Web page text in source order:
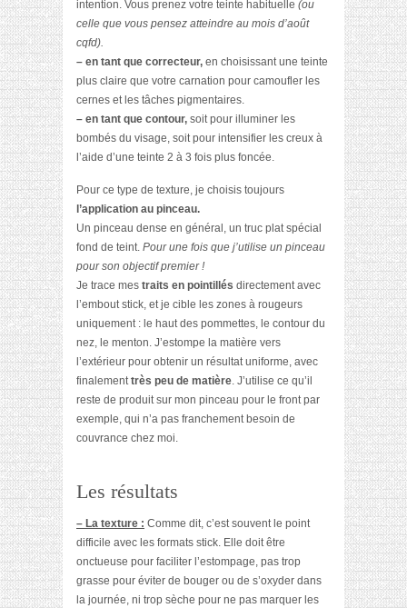
intention. Vous prenez votre teinte habituelle (ou
celle que vous pensez atteindre au mois d’août
cqfd).
– en tant que correcteur, en choisissant une teinte
plus claire que votre carnation pour camoufler les
cernes et les tâches pigmentaires.
– en tant que contour, soit pour illuminer les
bombés du visage, soit pour intensifier les creux à
l’aide d’une teinte 2 à 3 fois plus foncée.
Pour ce type de texture, je choisis toujours
l’application au pinceau.
Un pinceau dense en général, un truc plat spécial
fond de teint. Pour une fois que j’utilise un pinceau
pour son objectif premier !
Je trace mes traits en pointillés directement avec
l’embout stick, et je cible les zones à rougeurs
uniquement : le haut des pommettes, le contour du
nez, le menton. J’estompe la matière vers
l’extérieur pour obtenir un résultat uniforme, avec
finalementtrès peu de matière. J’utilise ce qu’il
reste de produit sur mon pinceau pour le front par
exemple, qui n’a pas franchement besoin de
couvrance chez moi.
Les résultats
– La texture : Comme dit, c’est souvent le point
difficile avec les formats stick. Elle doit être
onctueuse pour faciliter l’estompage, pas trop
grasse pour éviter de bouger ou de s’oxyder dans
la journée, ni trop sèche pour ne pas marquer les